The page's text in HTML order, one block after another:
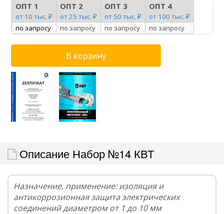
ОПТ 1
от 10 тыс. ₽
ОПТ 2
от 25 тыс. ₽
ОПТ 3
от 50 тыс. ₽
ОПТ 4
от 100 тыс. ₽
по запросу
по запросу по запросу по запросу
Описание Набор №14 КВТ
Назначение, применение: изоляция и
антикоррозионная защита электрических
соединений диаметром от 1 до 10 мм